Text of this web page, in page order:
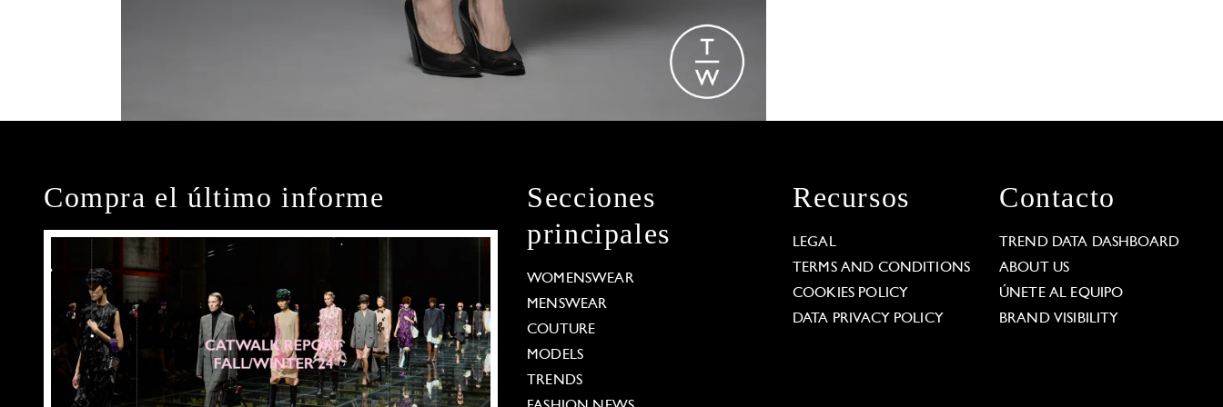
Compra el último informe
Secciones
principales
WOMENSWEAR
MENSWEAR
COUTURE
MODELS
TRENDS
Recursos
LEGAL
TERMS AND CONDITIONS
COOKIES POLICY
DATA PRIVACY POLICY
Contacto
TREND DATA DASHBOARD
ABOUT US
ÚNETE AL EQUIPO
BRAND VISIBILITY